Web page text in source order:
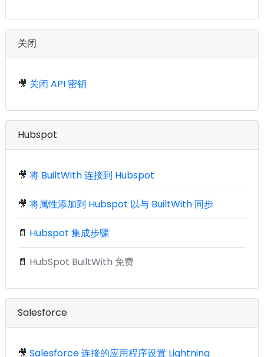
关闭
🎥 关闭 API 密钥
Hubspot
🎥 将 BuiltWith 连接到 Hubspot
🎥 将属性添加到 Hubspot 以与 BuiltWith 同步
📄 Hubspot 集成步骤
📄 HubSpot BuiltWith 免费
Salesforce
🎥 Salesforce 连接的应用程序设置 Lightning